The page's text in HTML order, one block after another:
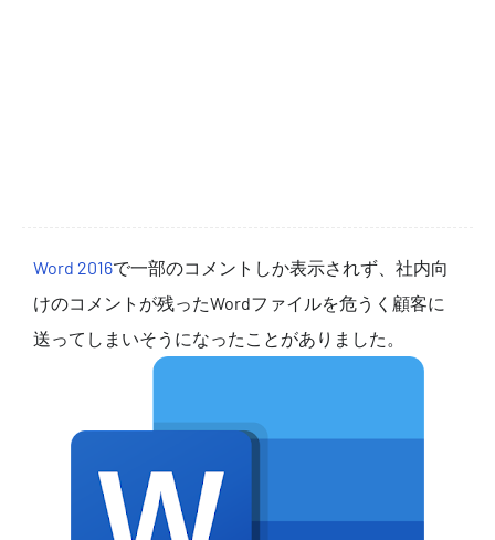
Word 2016で一部のコメントしか表示されず、社内向
けのコメントが残ったWordファイルを危うく顧客に
送ってしまいそうになったことがありました。